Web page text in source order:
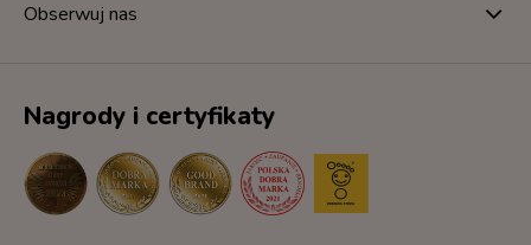
Obserwuj nas
Nagrody i certyfikaty